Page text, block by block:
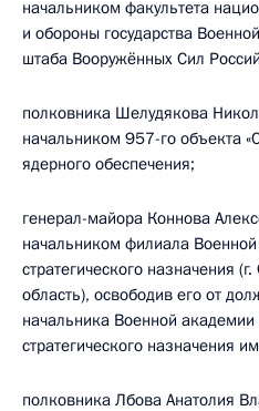
начальником факультета
и обороны государства
штаба Вооружённых Сил
полковника Шелудякова
начальником 957-го объекта
ядерного обеспечения;
генерал-майора Коннова
начальником филиала
стратегического назначения
область), освободив его от
начальника Военной
стратегического назначения
полковника Лбова Анатолия